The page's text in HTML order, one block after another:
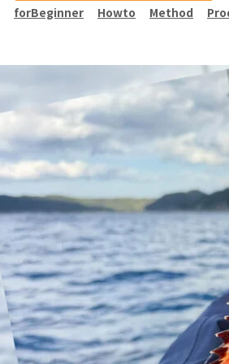
forBeginner Howto Method